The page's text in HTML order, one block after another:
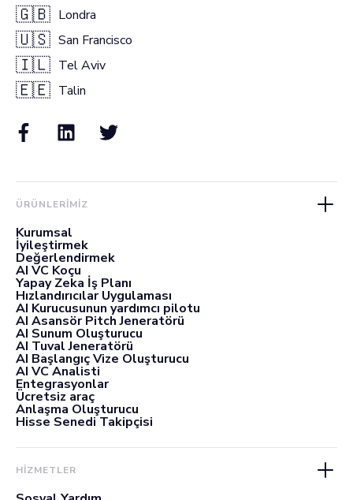
🇬🇧 Londra
🇺🇸 San Francisco
🇮🇱 Tel Aviv
🇪🇪 Talin
ÜRÜNLERIMIZ
Kurumsal
İyileştirmek
Değerlendirmek
AI VC Koçu
Yapay Zeka İş Planı
Hızlandırıcılar Uygulaması
AI Kurucusunun yardımcı pilotu
AI Asansör Pitch Jeneratörü
AI Sunum Oluşturucu
AI Tuval Jeneratörü
AI Başlangıç Vize Oluşturucu
AI VC Analisti
Entegrasyonlar
Ücretsiz araç
Anlaşma Oluşturucu
Hisse Senedi Takipçisi
HİZMETLER